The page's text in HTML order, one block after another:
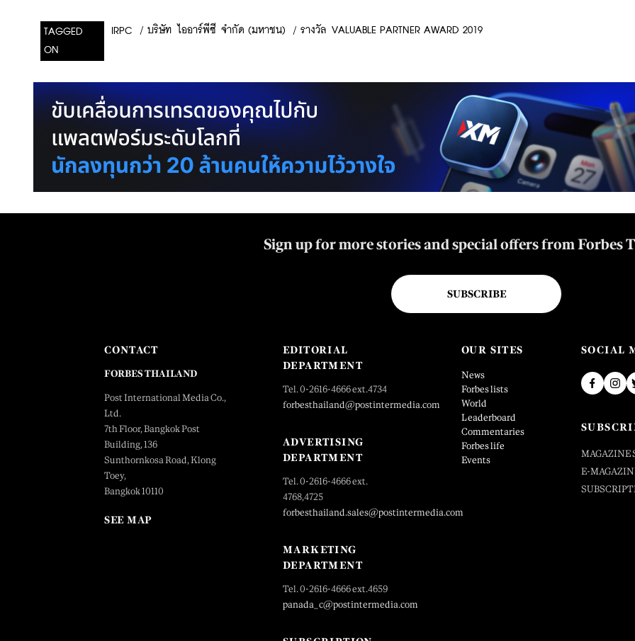
TAGGED
ON
IRPC / บริษัท ไออาร์พีซี จำกัด (มหาชน) / รางวัล VALUABLE PARTNER AWARD 2019
Sign up for more stories and special offers from Forbes
SUBSCRIBE
CONTACT
FORBES THAILAND
Post International Media Co.,
Ltd.
7th Floor, Bangkok Post
Building, 136
Sunthornkosa Road, Klong
Toey,
Bangkok 10110
SEE MAP
EDITORIAL
DEPARTMENT
Tel. 0-2616-4666 ext.4734
forbesthailand@postintermedia.com
ADVERTISING
DEPARTMENT
Tel. 0-2616-4666 ext.
4768,4725
forbesthailand.sales@postintermedia.com
MARKETING
DEPARTMENT
Tel. 0-2616-4666 ext.4659
panada_c@postintermedia.com
OUR SITES
News
Forbes lists
World
Leaderboard
Commentaries
Forbes life
Events
SOCIAL
MAGAZINE
E-